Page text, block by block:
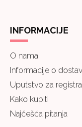
INFORMACIJE
O nama
Informacije o
Uputstvo za
Kako kupiti
Najčešća pitanja